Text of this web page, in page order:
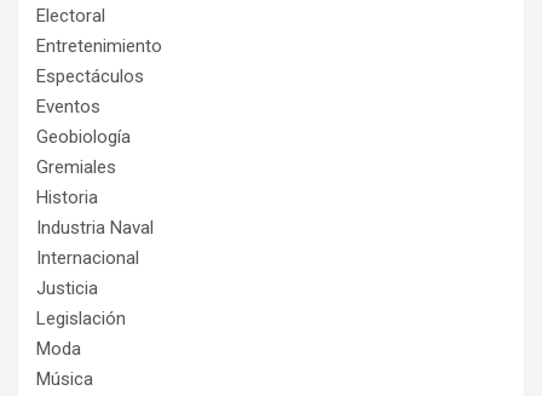
Electoral
Entretenimiento
Espectáculos
Eventos
Geobiología
Gremiales
Historia
Industria Naval
Internacional
Justicia
Legislación
Moda
Música